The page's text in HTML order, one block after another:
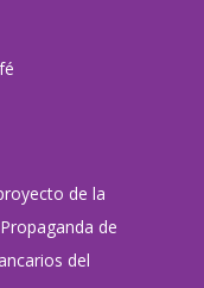
de la
de
del